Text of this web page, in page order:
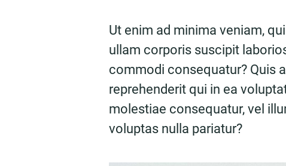
Ut enim ad minima veniam,
ullam corporis suscipit
commodi consequatur? Quis
reprehenderit qui in ea
molestiae consequatur, vel
voluptas nulla pariatur?